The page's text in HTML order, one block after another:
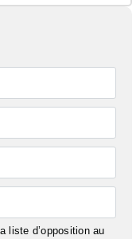
liste d’opposition au